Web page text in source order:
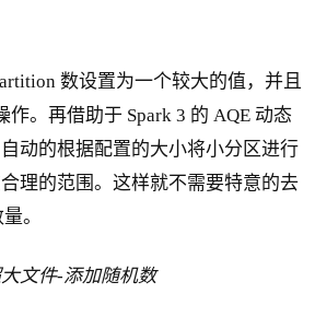
数设置为一个较大的值，并且
作。再借助于 Spark 3 的 AQE 动态
动的根据配置的大小将小分区进行
理的范围。这样就不需要特意的去
。
文件-添加随机数